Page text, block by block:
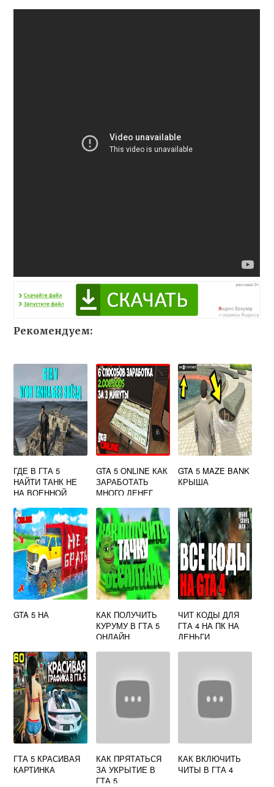
Рекомендуем:
ГДЕ В ГТА 5
НАЙТИ ТАНК НЕ
НА ВОЕННОЙ
GTA 5 ONLINE КАК
ЗАРАБОТАТЬ
МНОГО ДЕНЕГ
GTA 5 MAZE BANK
КРЫША
GTA 5 НА
КАК ПОЛУЧИТЬ
КУРУМУ В ГТА 5
ОНЛАЙН
ЧИТ КОДЫ ДЛЯ
ГТА 4 НА ПК НА
ДЕНЬГИ
ГТА 5 КРАСИВАЯ
КАРТИНКА
КАК ПРЯТАТЬСЯ
ЗА УКРЫТИЕ В
ГТА 5
КАК ВКЛЮЧИТЬ
ЧИТЫ В ГТА 4